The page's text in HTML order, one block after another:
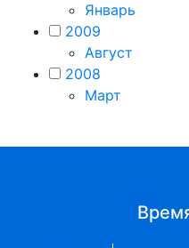
Январь
2009
Август
2008
Март